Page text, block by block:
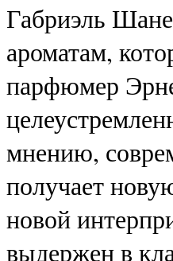
Габриэль
ароматам,
парфюмер
мнению,
получает
новой
выдержен в